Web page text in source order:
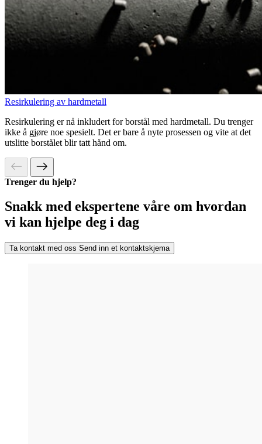
Resirkulering av hardmetall
Resirkulering er nå inkludert for borstål med hardmetall. Du trenger
ikke å gjøre noe spesielt. Det er bare å nyte prosessen og vite at det
utslitte borstålet blir tatt hånd om.
Trenger du hjelp?
Snakk med ekspertene våre om hvordan
vi kan hjelpe deg i dag
Ta kontakt med oss Send inn et kontaktskjema